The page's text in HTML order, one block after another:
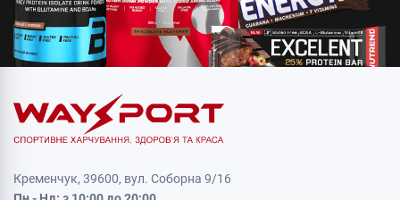
Кременчук, 39600, вул. Соборна 9/16